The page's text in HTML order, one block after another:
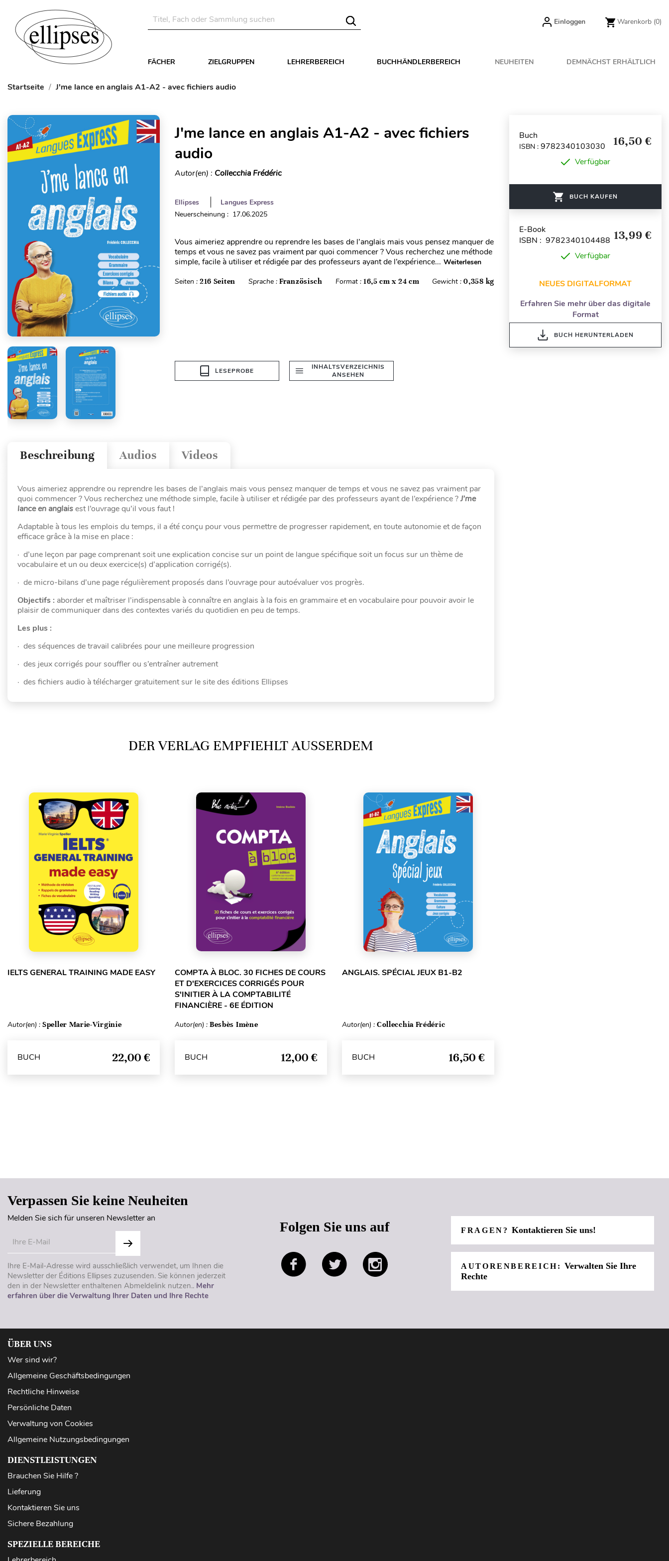
Einloggen Warenkorb (0)
FÄCHER ZIELGRUPPEN LEHRERBEREICH BUCHHÄNDLERBEREICH NEUHEITEN DEMNÄCHST ERHÄLTLICH
Startseite J'me lance en anglais A1-A2 - avec fichiers audio
J'me lance en anglais A1-A2 - avec fichiers
audio
Autor(en) : Collecchia Frédéric
Ellipses
Langues Express
Neuerscheinung : 17.06.2025
Vous aimeriez apprendre ou reprendre les bases de l’anglais mais vous pensez manquer de
temps et vous ne savez pas vraiment par quoi commencer ? Vous recherchez une méthode
simple, facile à utiliser et rédigée par des professeurs ayant de l’expérience... Weiterlesen
Seiten : 216 Seiten Sprache :Französisch Format : 16,5 cm x 24 cm Gewicht :0,358 kg
LESEPROBE
INHALTSVERZEICHNIS
ANSEHEN
Videos
Audios
Beschreibung
Vous aimeriez apprendre ou reprendre les bases de l’anglais mais vous pensez manquer de temps et vous ne savez pas vraiment par
quoi commencer ? Vous recherchez une méthode simple, facile à utiliser et rédigée par des professeurs ayant de l’expérience ?J’me
lance en anglaisest l’ouvrage qu’il vous faut !
Adaptable à tous les emplois du temps, il a été conçu pour vous permettre de progresser rapidement, en toute autonomie et de façon
efficace grâce à la mise en place :
· d’une leçon par page comprenant soit une explication concise sur un point de langue spécifique soit un focus sur un thème de
vocabulaire et un ou deux exercice(s) d’application corrigé(s).
· de micro-bilans d’une page régulièrement proposés dans l’ouvrage pour autoévaluer vos progrès.
Objectifs : aborder et maîtriser l’indispensable à connaître en anglais à la fois en grammaire et en vocabulaire pour pouvoir avoir le
plaisir de communiquer dans des contextes variés du quotidien en peu de temps.
Les plus :
· des séquences de travail calibrées pour une meilleure progression
· des jeux corrigés pour souffler ou s’entraîner autrement
· des fichiers audio à télécharger gratuitement sur le site des éditions Ellipses
DER VERLAG EMPFIEHLT AUSSERDEM
IELTS GENERAL TRAINING MADE EASY
Autor(en) : Speller Marie-Virginie
BUCH 22,00 €
COMPTA À BLOC. 30 FICHES DE COURS
ET D'EXERCICES CORRIGÉS POUR
S'INITIER À LA COMPTABILITÉ
FINANCIÈRE - 6E ÉDITION
Autor(en) : Besbès Imène
BUCH 12,00 €
ANGLAIS. SPÉCIAL JEUX B1-B2
Autor(en) : Collecchia Frédéric
BUCH 16,50 €
Buch
ISBN : 9782340103030 16,50 €
Verfügbar
BUCH KAUFEN
E-Book
ISBN : 9782340104488 13,99 €
Verfügbar
NEUES DIGITALFORMAT
Erfahren Sie mehr über das digitale
Format
BUCH HERUNTERLADEN
Verpassen Sie keine Neuheiten
Melden Sie sich für unseren Newsletter an
Ihre E-Mail-Adresse wird ausschließlich verwendet, um Ihnen die
Newsletter der Éditions Ellipses zuzusenden. Sie können jederzeit
den in der Newsletter enthaltenen Abmeldelink nutzen.. Mehr
erfahren über die Verwaltung Ihrer Daten und Ihre Rechte
Folgen Sie uns auf FRAGEN?Kontaktieren Sie uns!
AUTORENBEREICH:Verwalten Sie Ihre
Rechte
ÜBER UNS
Wer sind wir?
Allgemeine Geschäftsbedingungen
Rechtliche Hinweise
Persönliche Daten
Verwaltung von Cookies
Allgemeine Nutzungsbedingungen
DIENSTLEISTUNGEN
Brauchen Sie Hilfe ?
Lieferung
Kontaktieren Sie uns
Sichere Bezahlung
SPEZIELLE BEREICHE